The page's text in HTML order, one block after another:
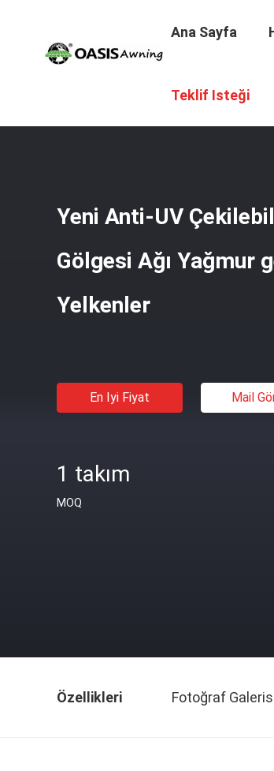
Ana Sayfa
Teklif Isteği
Yeni Anti-UV
Gölgesi Ağı Yağmur
Yelkenler
En Iyi Fiyat Mail
1 takım
MOQ
Özellikleri Fotoğraf